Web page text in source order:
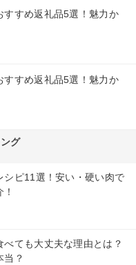
すすめ返礼品5選！魅力か
すすめ返礼品5選！魅力か
グ
シピ11選！安い・硬い肉で
ても大丈夫な理由とは？
当？